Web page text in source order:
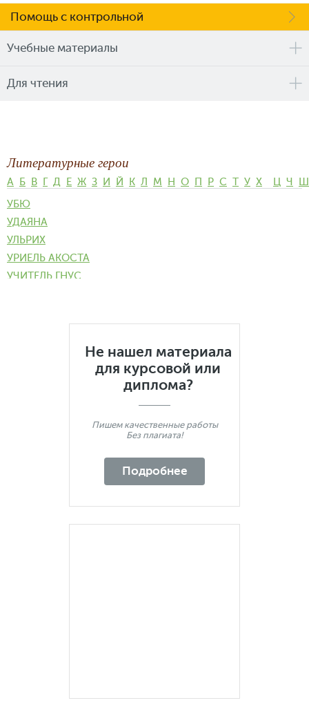
Помощь с контрольной
Учебные материалы
Для чтения
Литературные герои
А Б В Г Д Е Ж З И Й К Л М Н О П Р С Т У Х Ц Ч
Ш
УБЮ
УДАЯНА
УЛЬРИХ
УРИЕЛЬ АКОСТА
УЧИТЕЛЬ ГНУС
Не нашел материала
для курсовой или
диплома?
Пишем качественные работы
Без плагиата!
Подробнее